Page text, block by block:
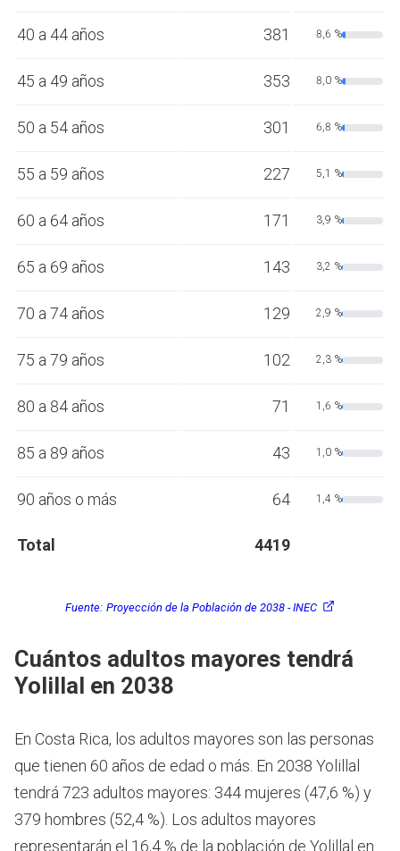
40 a 44 años 381 8,6 %
45 a 49 años 353 8,0 %
50 a 54 años 301 6,8 %
55 a 59 años 227 5,1 %
60 a 64 años 171 3,9 %
65 a 69 años 143 3,2 %
70 a 74 años 129 2,9 %
75 a 79 años 102 2,3 %
80 a 84 años 71 1,6 %
85 a 89 años 43 1,0 %
90 años o más 64 1,4 %
Total 4419
Fuente: Proyección de la Población de 2038 - INEC
Cuántos adultos mayores tendrá
Yolillal en 2038
En Costa Rica, los adultos mayores son las personas
que tienen 60 años de edad o más. En 2038 Yolillal
tendrá 723 adultos mayores: 344 mujeres (47,6 %) y
379 hombres (52,4 %). Los adultos mayores
representarán el 16,4 % de la población de Yolillal en